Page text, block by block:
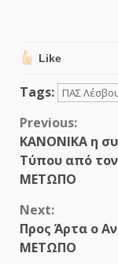
Like
Tags: ΠΑΣ
Continue
Reading
Previous:
ΚΑΝΟΝΙΚΑ η
Τύπου από
ΜΕΤΩΠΟ
Next:
Προς Άρτα o
ΜΕΤΩΠΟ